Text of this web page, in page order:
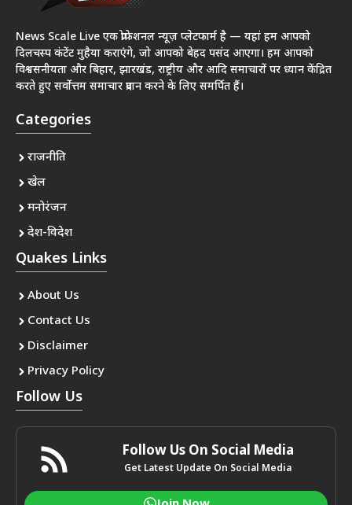
News Scale Live एक प्रोफेशनल न्यूज़ प्लेटफार्म है — यहां हम आपको
दिलचस्प कंटेंट मुहैया कराएंगे, जो आपको बेहद पसंद आएगा। हम आपको
विश्वसनीयता और बिहार, झारखंड, राष्ट्रीय और आदि समाचारों पर ध्यान केंद्रित
करते हुए सर्वोत्तम समाचार प्रदान करने के लिए समर्पित हैं।
Categories
राजनीति
खेल
मनोरंजन
देश-विदेश
Quakes Links
About Us
Contact Us
Disclaimer
Privacy Policy
Follow Us
Follow Us On Social Media
Get Latest Update On Social Media